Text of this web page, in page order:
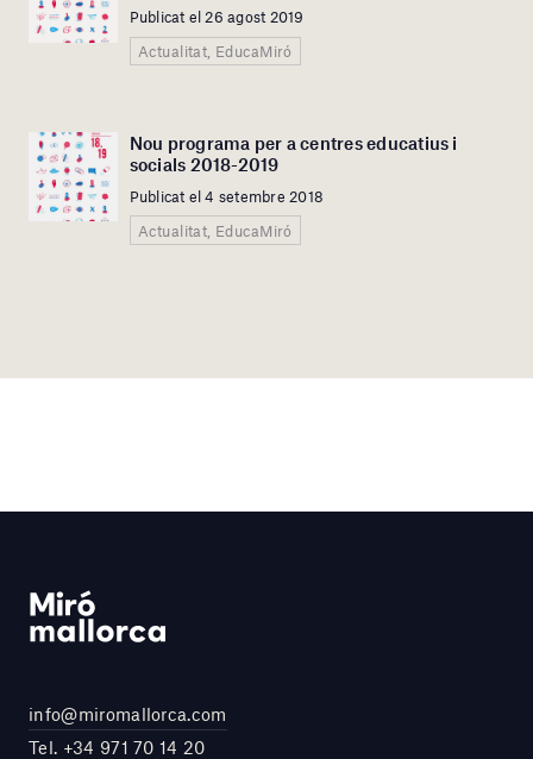
Publicat el 26 agost 2019
Actualitat, EducaMiró
Nou programa per a centres educatius i
socials 2018-2019
Publicat el 4 setembre 2018
Actualitat, EducaMiró
info@miromallorca.com
Tel. +34 971 70 14 20